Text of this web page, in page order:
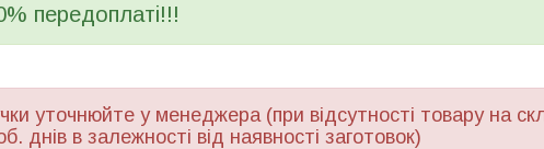
передоплаті!!!
уточнюйте у менеджера (при відсутності товару на
днів в залежності від наявності заготовок)